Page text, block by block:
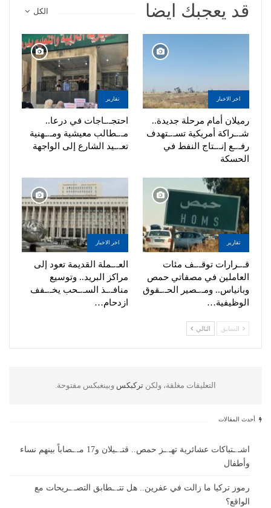
الكل قد يعجبك ايضا
اخر الاخبار
رميلان أمام مرحلة جديدة..
شـ.ـراكة أمريكية تسـ.ـتهدف
رفـ.ـع إنـ.ـتاج النفط في
الحسكة
تقارير
احتجـ.ـاجات في درعا..
مـ.ـطالب معيشية ومـ.ـهنية
تعـ.ـيد الشارع إلى الواجهة
تقارير
قـ.ـرارات توقـ.ـف مئات
العاملين في مصفاتي حمص
وبانياس.. ومـ.ـصير الحـ.ـقوق
الوظيفية…
اخر الاخبار
العـ.ـملة القديمة تعود إلى
مراكز البريد.. وتوسيع
منافـ.ـذ السـ.ـحب يخـ.ـفف
ازدحام…
السابق التالي
التعليقات مغلقة، ولكن تركبكس وبينغبكس مفتوحة.
أحدث المقالات
اشـ.ـتباكات عشائرية تهـ.ـز حمص.. قتـ.ـيلان و17 مـ.ـصاباً بينهم نساء
وأطفال
رموز تركيا ما زالت في عفرين.. هل تتـ.ـطابق التصـ.ـريحات مع
الواقع؟